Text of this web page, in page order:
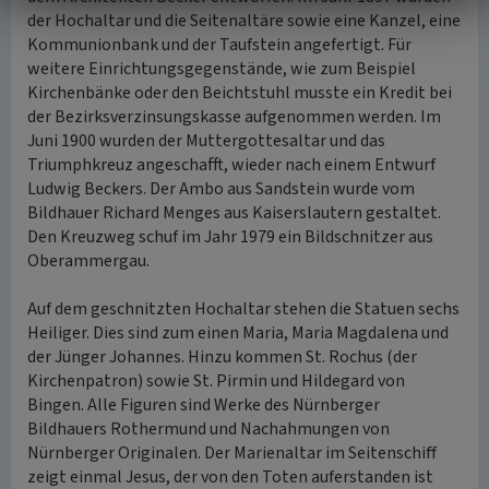
der Hochaltar und die Seitenaltäre sowie eine Kanzel, eine
Kommunionbank und der Taufstein angefertigt. Für
weitere Einrichtungsgegenstände, wie zum Beispiel
Kirchenbänke oder den Beichtstuhl musste ein Kredit bei
der Bezirksverzinsungskasse aufgenommen werden. Im
Juni 1900 wurden der Muttergottesaltar und das
Triumphkreuz angeschafft, wieder nach einem Entwurf
Ludwig Beckers. Der Ambo aus Sandstein wurde vom
Bildhauer Richard Menges aus Kaiserslautern gestaltet.
Den Kreuzweg schuf im Jahr 1979 ein Bildschnitzer aus
Oberammergau.
Auf dem geschnitzten Hochaltar stehen die Statuen sechs
Heiliger. Dies sind zum einen Maria, Maria Magdalena und
der Jünger Johannes. Hinzu kommen St. Rochus (der
Kirchenpatron) sowie St. Pirmin und Hildegard von
Bingen. Alle Figuren sind Werke des Nürnberger
Bildhauers Rothermund und Nachahmungen von
Nürnberger Originalen. Der Marienaltar im Seitenschiff
zeigt einmal Jesus, der von den Toten auferstanden ist